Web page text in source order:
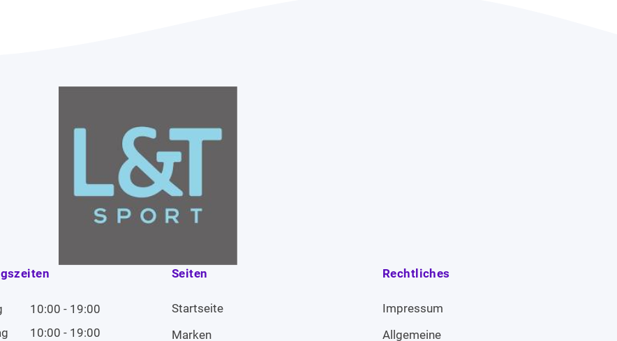
10:00 - 19:00
10:00 - 19:00
Seiten
Startseite
Marken
Rechtliches
Impressum
Allgemeine